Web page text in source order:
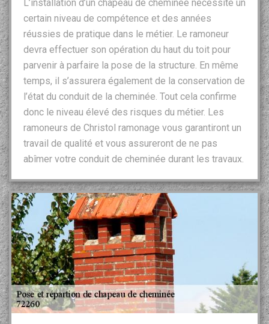
L’installation d’un chapeau de cheminée nécessite un
certain niveau de compétence et des années
réussies de pratique dans le métier. Le ramoneur
devra effectuer son opération du haut du toit pour
parvenir à parfaire la pose de la structure. En même
temps, il s’assurera également de la conservation de
l’état du conduit de la cheminée. Tout cela confirme
donc le niveau élevé des risques du métier. Les
ramoneurs de Christol ramonage vous garantiront un
travail de qualité et vous assureront de ne pas
abîmer votre conduit de cheminée durant les travaux.